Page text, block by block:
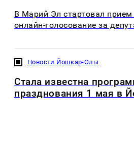
В Марий Эл стартовал прием
онлайн-голосование за
Новости Йошкар-Олы
Стала известна
празднования 1 мая в